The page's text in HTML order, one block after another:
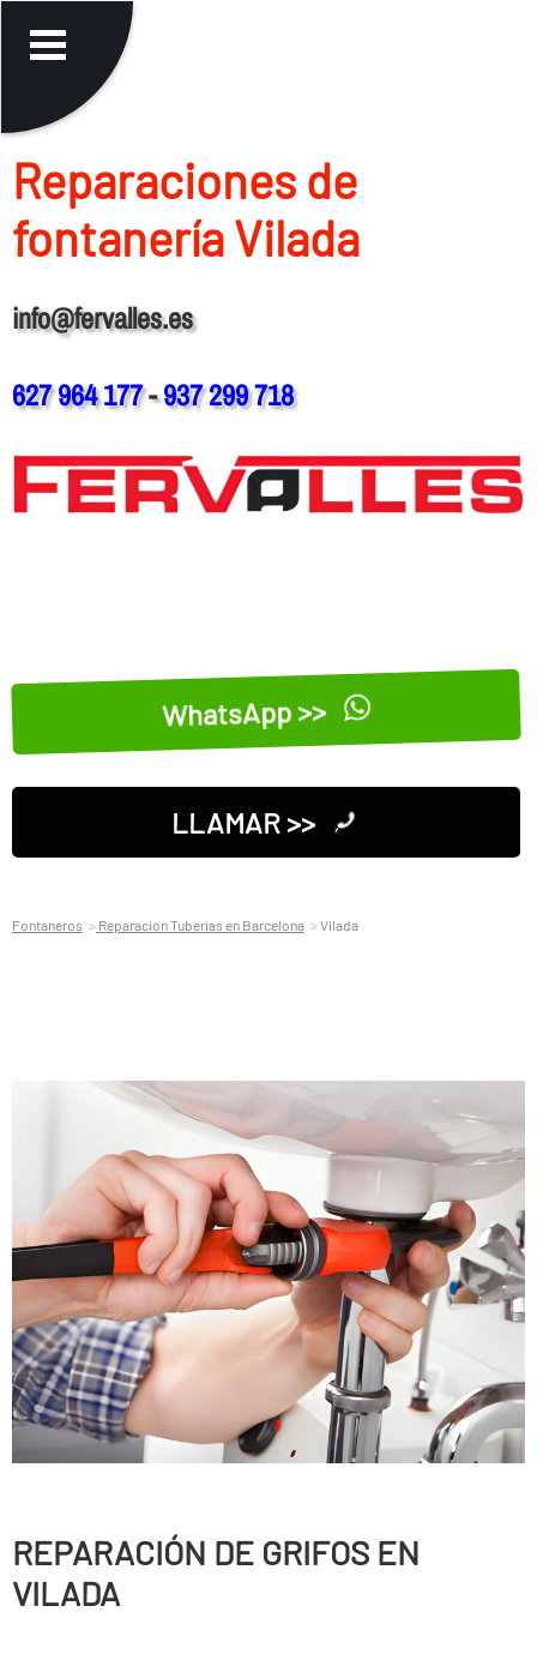
Reparaciones de
fontanerí­a Vilada
info@fervalles.es
627 964 177-937 299 718
WhatsApp >>
LLAMAR >>
Fontaneros Reparacion Tuberias en Barcelona Vilada
REPARACIÓN DE GRIFOS EN
VILADA